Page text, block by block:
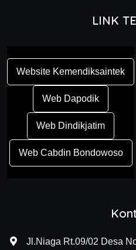
LINK
Website Kemendiksaintek
Web Dapodik
Web Dindikjatim
Web Cabdin Bondowoso
Jl.Niaga Rt.09/02 Desa